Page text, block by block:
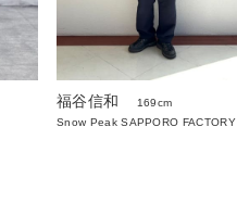
福谷信和
169cm
Snow Peak SAPPORO FACTORY